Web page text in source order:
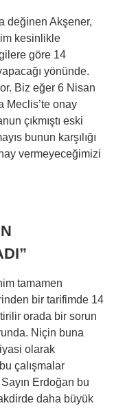
değinen Akşener,
kesinlikle
göre 14
yönünde.
Biz eğer 6 Nisan
Meclis’te onay
çıkmıştı eski
bunun karşılığı
vermeyeceğimizi
tamamen
bir tarifimde 14
orada bir sorun
Niçin buna
olarak
çalışmalar
Erdoğan bu
daha büyük